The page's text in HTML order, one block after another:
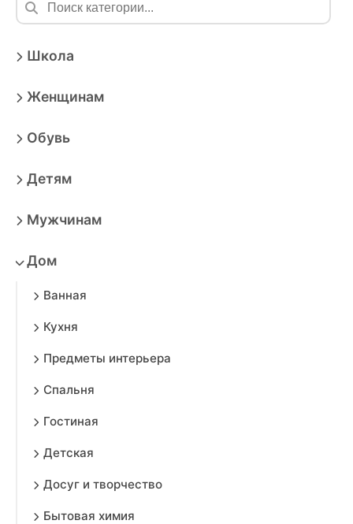
Школа
Женщинам
Обувь
Детям
Мужчинам
Дом
Ванная
Кухня
Предметы интерьера
Спальня
Гостиная
Детская
Досуг и творчество
Бытовая химия